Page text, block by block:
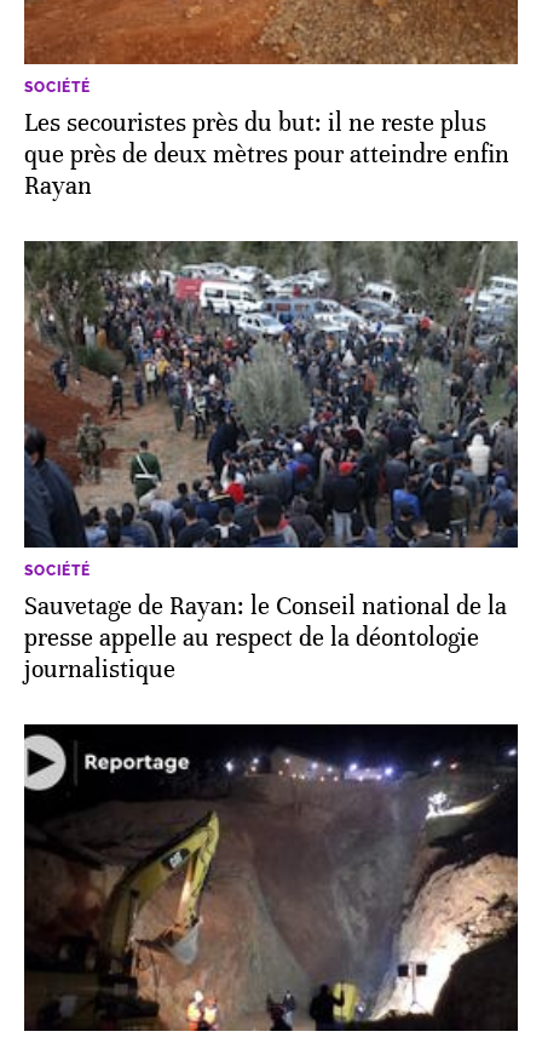
SOCIÉTÉ
Les secouristes près du but: il ne reste plus
que près de deux mètres pour atteindre enfin
Rayan
SOCIÉTÉ
Sauvetage de Rayan: le Conseil national de la
presse appelle au respect de la déontologie
journalistique